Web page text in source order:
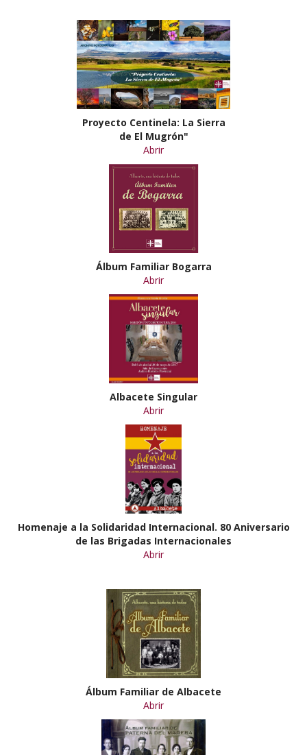
Proyecto Centinela: La Sierra
de El Mugrón"
Abrir
Álbum Familiar Bogarra
Abrir
Albacete Singular
Abrir
Homenaje a la Solidaridad Internacional. 80 Aniversario
de las Brigadas Internacionales
Abrir
Álbum Familiar de Albacete
Abrir